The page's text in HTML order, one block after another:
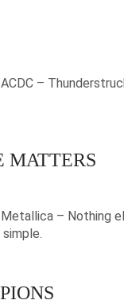
–
MATTERS
– Nothing